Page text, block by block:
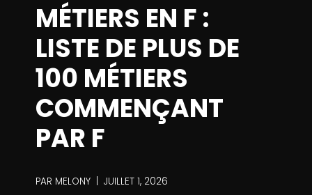
MÉTIERS EN F :
LISTE DE PLUS DE
100 MÉTIERS
COMMENÇANT
PAR F
PAR MELONY JUILLET 1, 2026